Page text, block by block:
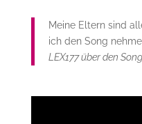
Meine Eltern sind
ich den Song
LEX177 über den